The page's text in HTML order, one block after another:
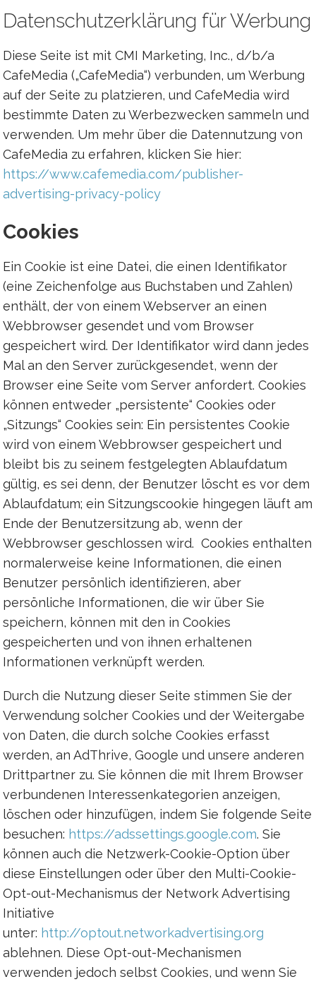
Datenschutzerklärung für Werbung
Diese Seite ist mit CMI Marketing, Inc., d/b/a
CafeMedia („CafeMedia“) verbunden, um Werbung
auf der Seite zu platzieren, und CafeMedia wird
bestimmte Daten zu Werbezwecken sammeln und
verwenden. Um mehr über die Datennutzung von
CafeMedia zu erfahren, klicken Sie hier:
https://www.cafemedia.com/publisher-
advertising-privacy-policy
Cookies
Ein Cookie ist eine Datei, die einen Identifikator
(eine Zeichenfolge aus Buchstaben und Zahlen)
enthält, der von einem Webserver an einen
Webbrowser gesendet und vom Browser
gespeichert wird. Der Identifikator wird dann jedes
Mal an den Server zurückgesendet, wenn der
Browser eine Seite vom Server anfordert. Cookies
können entweder „persistente“ Cookies oder
„Sitzungs“ Cookies sein: Ein persistentes Cookie
wird von einem Webbrowser gespeichert und
bleibt bis zu seinem festgelegten Ablaufdatum
gültig, es sei denn, der Benutzer löscht es vor dem
Ablaufdatum; ein Sitzungscookie hingegen läuft am
Ende der Benutzersitzung ab, wenn der
Webbrowser geschlossen wird. Cookies enthalten
normalerweise keine Informationen, die einen
Benutzer persönlich identifizieren, aber
persönliche Informationen, die wir über Sie
speichern, können mit den in Cookies
gespeicherten und von ihnen erhaltenen
Informationen verknüpft werden.
Durch die Nutzung dieser Seite stimmen Sie der
Verwendung solcher Cookies und der Weitergabe
von Daten, die durch solche Cookies erfasst
werden, an AdThrive, Google und unsere anderen
Drittpartner zu. Sie können die mit Ihrem Browser
verbundenen Interessenkategorien anzeigen,
löschen oder hinzufügen, indem Sie folgende Seite
besuchen: https://adssettings.google.com. Sie
können auch die Netzwerk-Cookie-Option über
diese Einstellungen oder über den Multi-Cookie-
Opt-out-Mechanismus der Network Advertising
Initiative
unter: http://optout.networkadvertising.org
ablehnen. Diese Opt-out-Mechanismen
verwenden jedoch selbst Cookies, und wenn Sie